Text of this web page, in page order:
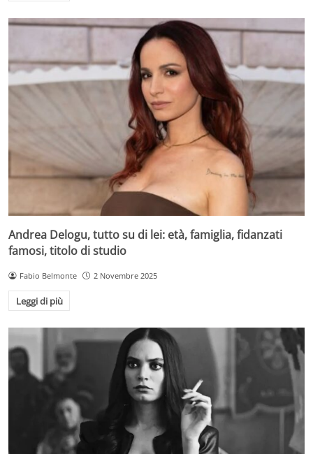
Andrea Delogu, tutto su di lei: età, famiglia, fidanzati
famosi, titolo di studio
Fabio Belmonte 2 Novembre 2025
Leggi di più